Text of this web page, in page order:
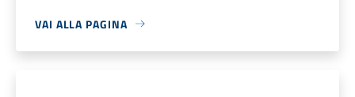
VAI ALLA PAGINA